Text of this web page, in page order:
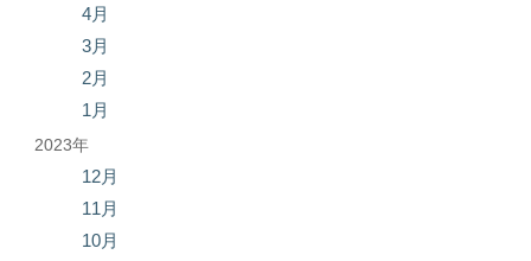
4月
3月
2月
1月
2023年
12月
11月
10月